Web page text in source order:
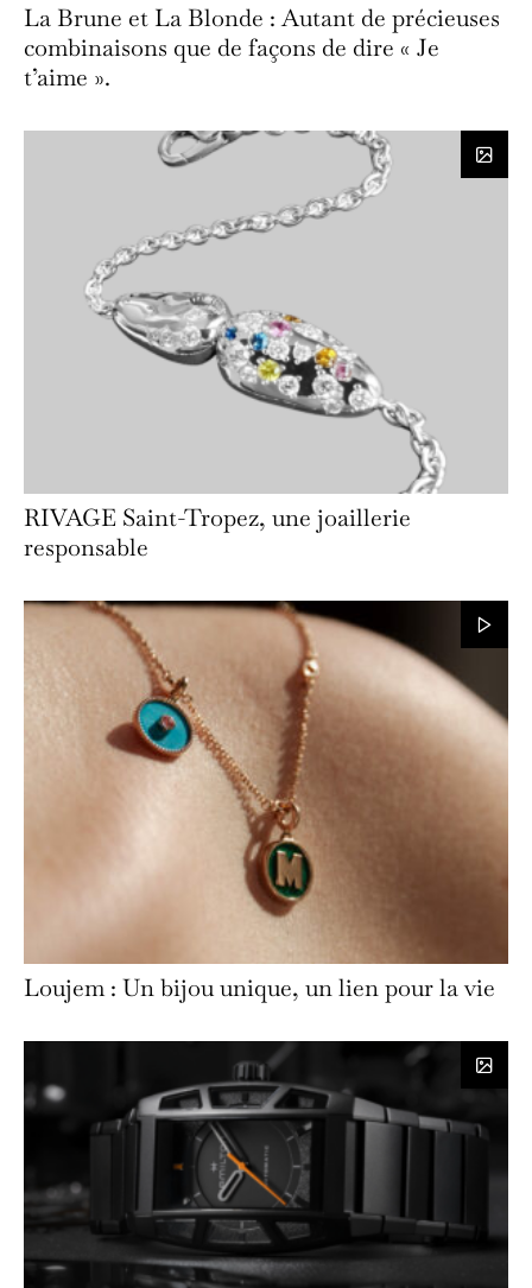
La Brune et La Blonde : Autant de précieuses
combinaisons que de façons de dire « Je
t’aime ».
RIVAGE Saint-Tropez, une joaillerie
responsable
Loujem : Un bijou unique, un lien pour la vie